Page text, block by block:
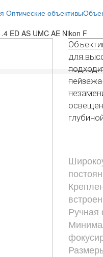
Оптические объективы
ED AS UMC AE Nikon F
для
Ручная